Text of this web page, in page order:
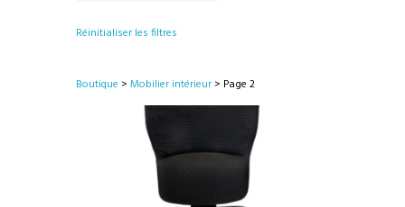
Réinitialiser les filtres
Boutique > Mobilier intérieur > Page 2